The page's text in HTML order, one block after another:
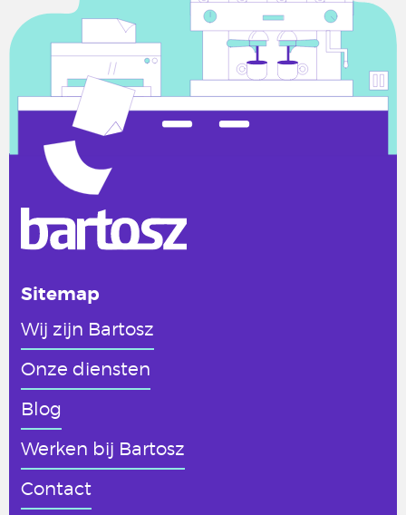
Sitemap
Wij zijn Bartosz
Onze diensten
Blog
Werken bij Bartosz
Contact